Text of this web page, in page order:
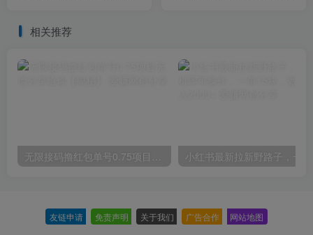
相关推荐
无限接码撸红包单号0.75项目无偿分享给你【揭秘】
友链申请 免责声明 关于我们 广告合作 网站地图